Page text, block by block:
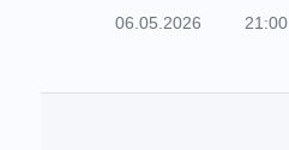
06.05.2026 21:00